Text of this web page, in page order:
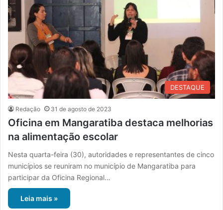
DESTAQUE
Redação 31 de agosto de 2023
Oficina em Mangaratiba destaca melhorias
na alimentação escolar
Nesta quarta-feira (30), autoridades e representantes de cinco
municípios se reuniram no município de Mangaratiba para
participar da Oficina Regional…
Leia mais »